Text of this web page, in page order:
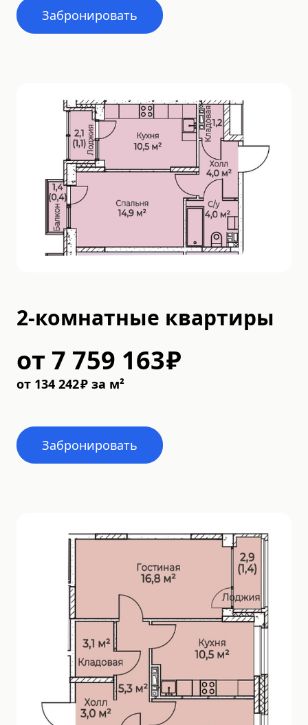
Забронировать
2-комнатные квартиры
от 7 759 163₽
от 134 242₽ за м²
Забронировать